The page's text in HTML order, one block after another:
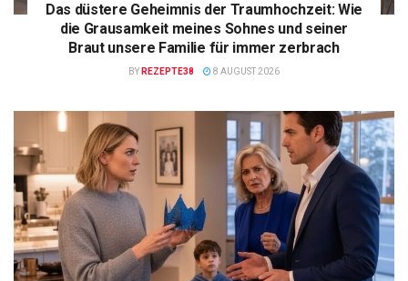
Das düstere Geheimnis der Traumhochzeit: Wie
die Grausamkeit meines Sohnes und seiner
Braut unsere Familie für immer zerbrach
BY REZEPTE38 8 AUGUST 2026